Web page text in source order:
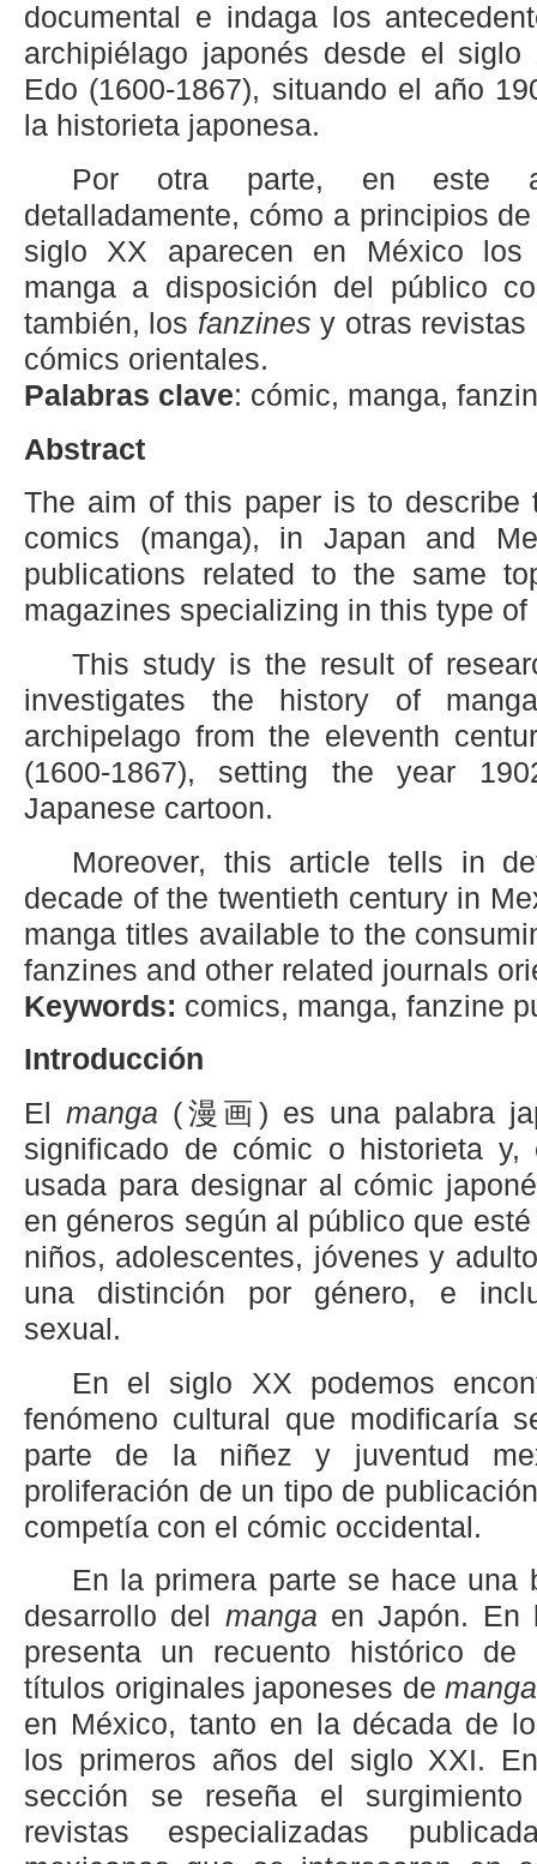
documental e indaga los
archipiélago japonés desde el
Edo (1600-1867), situando el año
la historieta japonesa.
Por otra parte, en este
detalladamente, cómo a principios
siglo XX aparecen en México los
manga a disposición del público
también, los fanzines y otras
cómics orientales.
Palabras clave: cómic, manga,
Abstract
The aim of this paper is to describe
comics (manga), in Japan and
publications related to the same
magazines specializing in this type of
This study is the result of
investigates the history of
archipelago from the eleventh
(1600-1867), setting the year
Japanese cartoon.
Moreover, this article tells in
decade of the twentieth century in
manga titles available to the
fanzines and other related journals
Keywords: comics, manga, fanzine
Introducción
El manga (漫画) es una palabra
significado de cómic o historieta
usada para designar al cómic
en géneros según al público que
niños, adolescentes, jóvenes y
una distinción por género, e
sexual.
En el siglo XX podemos
fenómeno cultural que modificaría
parte de la niñez y juventud
proliferación de un tipo de
competía con el cómic occidental.
En la primera parte se hace una
desarrollo del manga en Japón. En
presenta un recuento histórico
títulos originales japoneses demanga
en México, tanto en la década de
los primeros años del siglo XXI.
sección se reseña el
revistas especializadas